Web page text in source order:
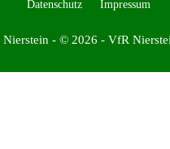
Datenschutz Impressum
- © 2026 - VfR